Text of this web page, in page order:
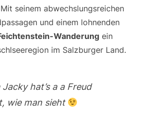
seinem abwechslungsreichen
und einem lohnenden
Wanderungein
im Salzburger Land.
hat’s a a Freud
wie man sieht